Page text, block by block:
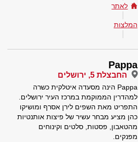
לאתר
המלצות
Pappa
החבצלת 5, ירושלים
Pappa הינה מסעדה איטלקית כשרה
למהדרין הממוקמת במרכז העיר ירושלים.
התפריט מאת השפים לירן אסרף ומושיקו
כהן מציע מבחר עשיר של פיצות אותנטיות
מהטאבון, פסטות, סלטים וקינוחים
מפנקים.